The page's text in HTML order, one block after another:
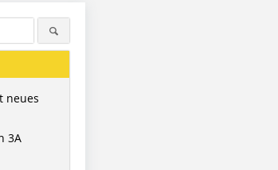
neues
3A